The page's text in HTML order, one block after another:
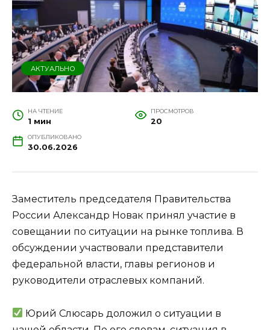
АКТУАЛЬНО
НА ЧТЕНИЕ
1 мин
ПРОСМОТРОВ
20
ОПУБЛИКОВАНО
30.06.2026
Заместитель председателя Правительства
России Александр Новак принял участие в
совещании по ситуации на рынке топлива. В
обсуждении участвовали представители
федеральной власти, главы регионов и
руководители отраслевых компаний.
Юрий Слюсарь доложил о ситуации в